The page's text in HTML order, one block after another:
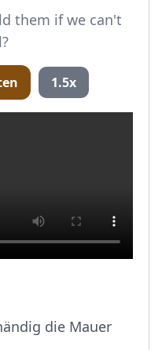
them if we can't
1.5x
die Mauer